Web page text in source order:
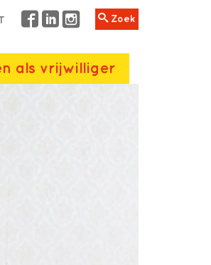
Zoek
als vrijwilliger